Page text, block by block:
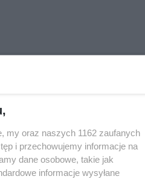
my oraz naszych 1162 zaufanych
i przechowujemy informacje na
dane osobowe, takie jak
informacje wysyłane